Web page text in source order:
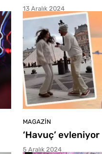
13 Aralık 2024
MAGAZIN
‘Havuç’ evleniyor
5 Aralık 2024